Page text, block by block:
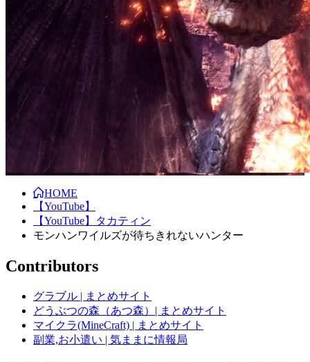
HOME
【YouTube】
【YouTube】タカティン
モンハンワイルズが待ちきれないハンター
Contributors
グラブル | まとめサイト
どうぶつの森（あつ森）| まとめサイト
マイクラ(MineCraft) | まとめサイト
副業,お小遣い | 気ままに情報局